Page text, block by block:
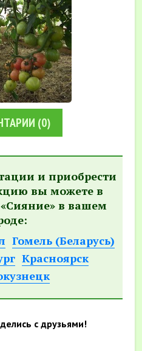
(0)
и приобрести
вы можете в
в вашем
Гомель (Беларусь)
Красноярск
с друзьями!